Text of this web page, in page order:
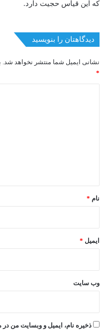
که این قیاس حجیت دارد.
دیدگاهتان را بنویسید
نشانی ایمیل شما منتشر نخواهد شد.
*
نام *
ایمیل *
وب‌ سایت
ذخیره نام، ایمیل و وبسایت من در